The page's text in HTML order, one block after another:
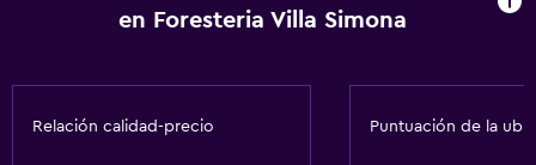
en Foresteria Villa Simona
Relación calidad-precio Puntuación de la